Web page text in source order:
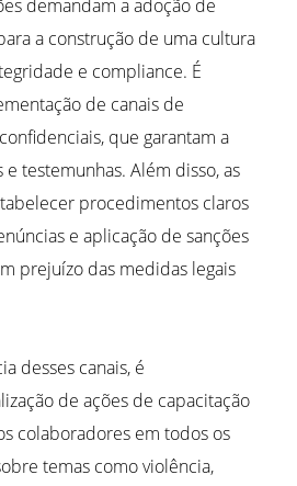
demandam a adoção de
a construção de uma cultura
e compliance. É
de canais de
que garantam a
testemunhas. Além disso, as
procedimentos claros
e aplicação de sanções
prejuízo das medidas legais
desses canais, é
de ações de capacitação
colaboradores em todos os
temas como violência,